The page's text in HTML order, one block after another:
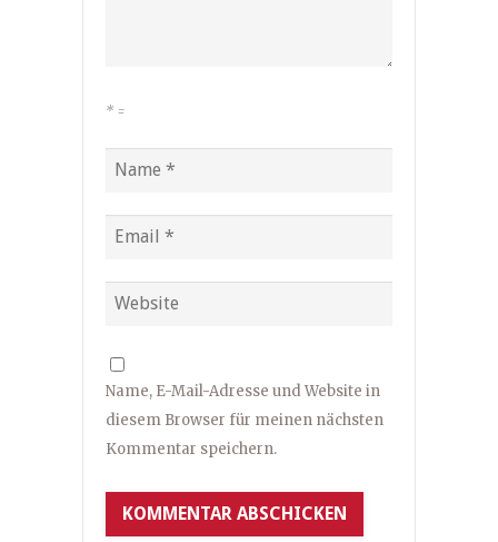
* =
Name, E-Mail-Adresse und Website in
diesem Browser für meinen nächsten
Kommentar speichern.